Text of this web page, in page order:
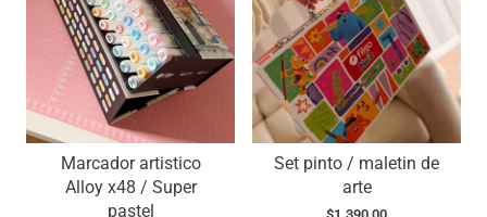
Marcador artistico
Alloy x48 / Super
pastel
Set pinto / maletin de
arte